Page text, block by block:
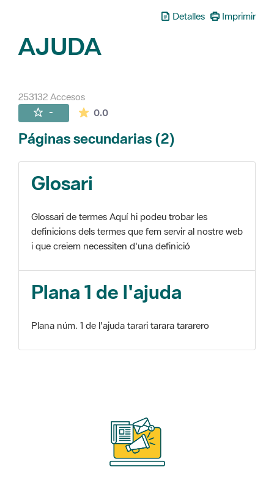
Detalles Imprimir
AJUDA
253132 Accesos
- 0.0La valoración media es de 0 estrellas de
Páginas secundarias (2)
Glosari
Glossari de termes Aquí hi podeu trobar les
definicions dels termes que fem servir al nostre web
i que creiem necessiten d'una definició
Plana 1 de l'ajuda
Plana núm. 1 de l'ajuda tarari tarara tararero